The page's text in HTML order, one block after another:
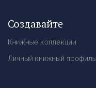
Создавайте
Книжные коллекции
Личный книжный профиль